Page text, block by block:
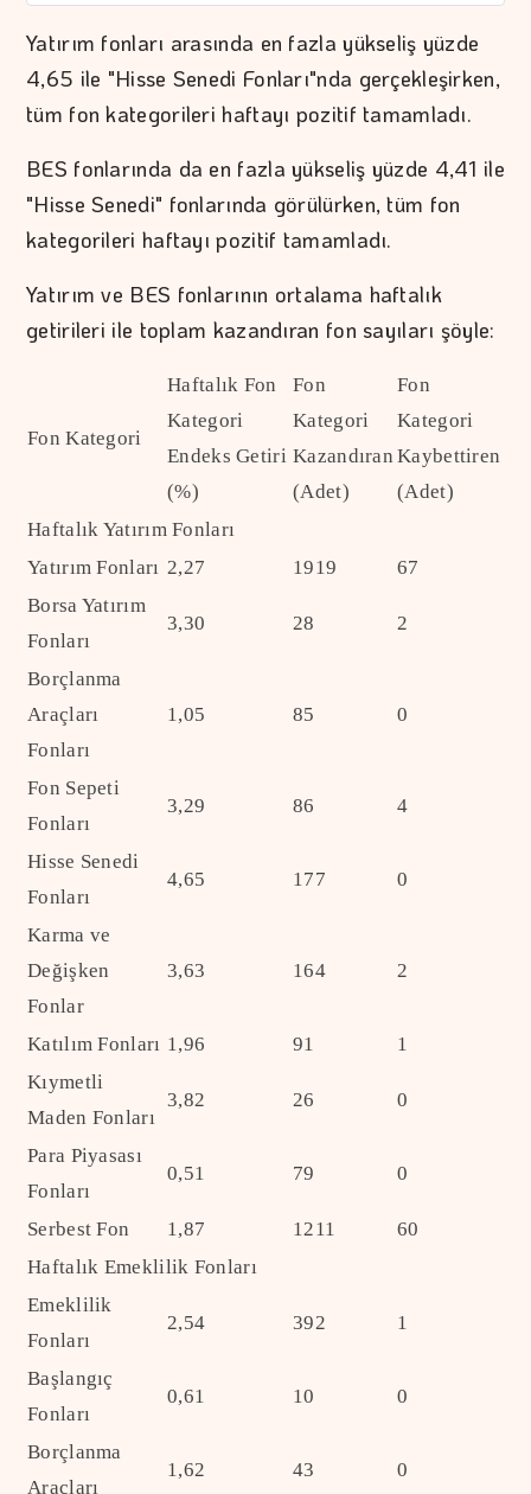
Yatırım fonları arasında en fazla yükseliş yüzde
4,65 ile "Hisse Senedi Fonları"nda gerçekleşirken,
tüm fon kategorileri haftayı pozitif tamamladı.
BES fonlarında da en fazla yükseliş yüzde 4,41 ile
"Hisse Senedi" fonlarında görülürken, tüm fon
kategorileri haftayı pozitif tamamladı.
Yatırım ve BES fonlarının ortalama haftalık
getirileri ile toplam kazandıran fon sayıları şöyle:
Fon Kategori
Haftalık Fon
Kategori
Endeks Getiri
(%)
Fon
Kategori
Kazandıran
(Adet)
Fon
Kategori
Kaybettiren
(Adet)
Haftalık Yatırım Fonları
Yatırım Fonları 2,27 1919
67
Borsa Yatırım
Fonları
3,30 28 2
Borçlanma
Araçları
Fonları
1,05 85 0
Fon Sepeti
Fonları
3,29 86 4
Hisse Senedi
Fonları
4,65 177 0
Karma ve
Değişken
Fonlar
3,63 164 2
Katılım Fonları 1,96 91
1
Kıymetli
Maden Fonları
3,82 26 0
Para Piyasası
Fonları
0,51 79 0
Serbest Fon 1,87 1211
60
Haftalık Emeklilik Fonları
Emeklilik
Fonları
2,54 392 1
Başlangıç
Fonları
0,61 10 0
Borçlanma
Araçları
1,62 43 0